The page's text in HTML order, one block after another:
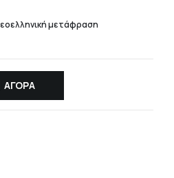
μετάφραση
ΑΓΟΡΑ